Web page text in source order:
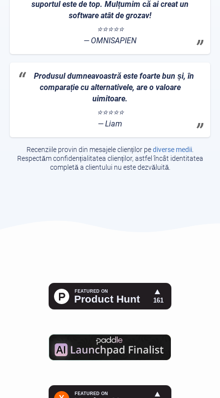
suportul este de top. Mulțumim că ai creat un
software atât de grozav!
⭐⭐⭐⭐⭐
OMNISAPIEN
Produsul dumneavoastră este foarte bun și, în
comparație cu alternativele, are o valoare
uimitoare.
⭐⭐⭐⭐⭐
Liam
Recenziile provin din mesajele clienților pediverse medii
Respectăm confidențialitatea clienților, astfel încât identitatea
completă a clientului nu este dezvăluită.